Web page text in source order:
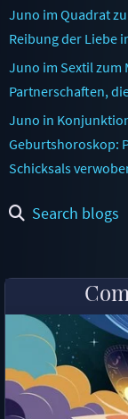
Juno im Quadrat
Reibung der Liebe
Juno im Sextil zum
Partnerschaften,
Juno in
Geburtshoroskop:
Schicksals
Search blogs